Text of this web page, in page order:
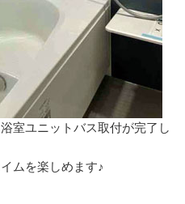
室ユニットバス取付が完了し
ムを楽しめます♪